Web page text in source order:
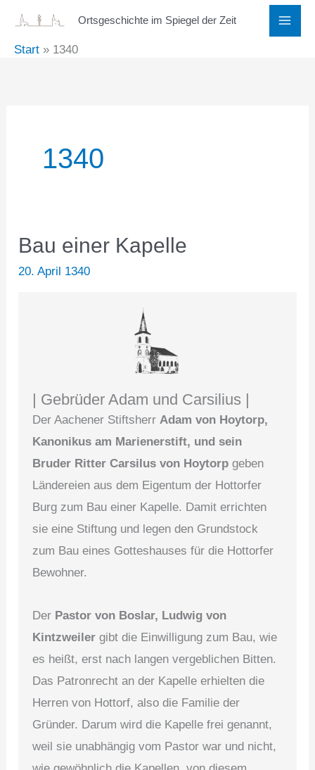
springen
Ortsgeschichte im Spiegel der Zeit
Start 1340
1340
Bau einer Kapelle
20. April 1340
| Gebrüder Adam und Carsilius |
Der Aachener StiftsherrAdam von Hoytorp,
Kanonikus am Marienerstift, und sein
Bruder Ritter Carsilus von Hoytorp geben
Ländereien aus dem Eigentum der Hottorfer
Burg zum Bau einer Kapelle. Damit errichten
sie eine Stiftung und legen den Grundstock
zum Bau eines Gotteshauses für die Hottorfer
Bewohner.
Der Pastor von Boslar, Ludwig von
Kintzweiler gibt die Einwilligung zum Bau, wie
es heißt, erst nach langen vergeblichen Bitten.
Das Patronrecht an der Kapelle erhielten die
Herren von Hottorf, also die Familie der
Gründer. Darum wird die Kapelle frei genannt,
weil sie unabhängig vom Pastor war und nicht,